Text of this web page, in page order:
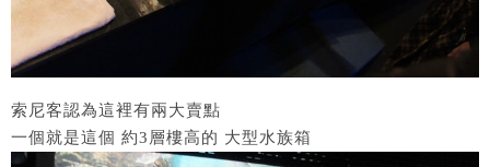
索尼客認為這裡有兩大賣點
一個就是這個 約3層樓高的 大型水族箱